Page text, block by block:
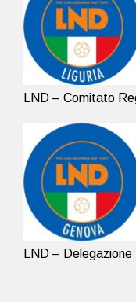
LND – Comitato
LND –